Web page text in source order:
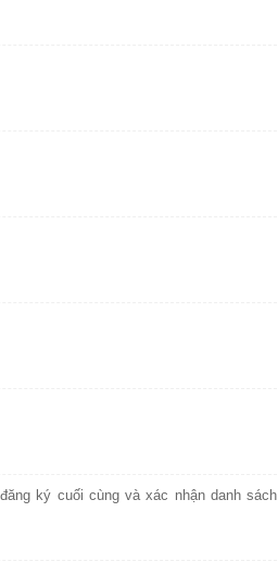
ký cuối cùng và xác nhận danh sách